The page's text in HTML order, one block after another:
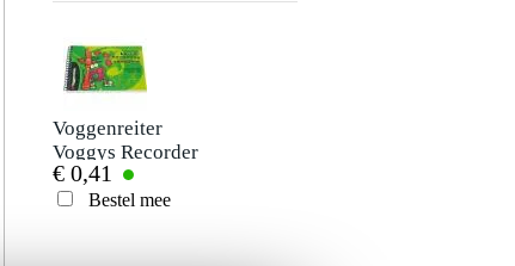
Voggenreiter
Voggys Recorder
Songbook
(Engelstalig)
€ 0,41
Bestel mee